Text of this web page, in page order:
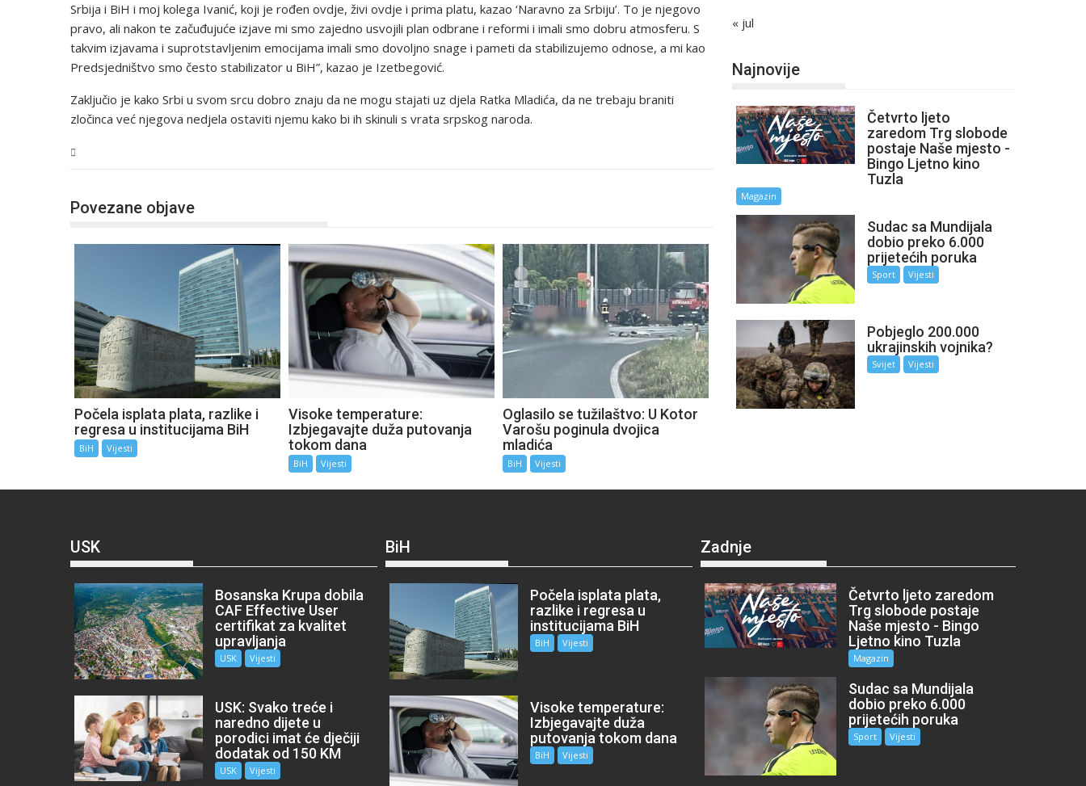
Srbija i BiH i moj kolega Ivanić, koji je rođen ovdje, živi ovdje i prima platu, kazao ‘Naravno za Srbiju’. To je njegovo
pravo, ali nakon te začuđujuće izjave mi smo zajedno usvojili plan odbrane i reformi i imali smo dobru atmosferu. S
takvim izjavama i suprotstavljenim emocijama imali smo dovoljno snage i pameti da stabilizujemo odnose, a mi kao
Predsjedništvo smo često stabilizator u BiH”, kazao je Izetbegović.
Zaključio je kako Srbi u svom srcu dobro znaju da ne mogu stajati uz djela Ratka Mladića, da ne trebaju braniti
zločinca već njegova nedjela ostaviti njemu kako bi ih skinuli s vrata srpskog naroda.
Povezane objave
Počela isplata plata, razlike i
regresa u institucijama BiH
BiH Vijesti
Visoke temperature:
Izbjegavajte duža putovanja
tokom dana
BiH Vijesti
Oglasilo se tužilaštvo: U Kotor
Varošu poginula dvojica
mladića
BiH Vijesti
« jul
Najnovije
Četvrto ljeto
zaredom Trg slobode
postaje Naše mjesto -
Bingo Ljetno kino
Tuzla
Magazin
Sudac sa Mundijala
dobio preko 6.000
prijetećih poruka
Sport Vijesti
Pobjeglo 200.000
ukrajinskih vojnika?
Svijet Vijesti
USK
Bosanska Krupa dobila
CAF Effective User
certifikat za kvalitet
upravljanja
USK Vijesti
USK: Svako treće i
naredno dijete u
porodici imat će dječiji
dodatak od 150 KM
USK Vijesti
BiH
Počela isplata plata,
razlike i regresa u
institucijama BiH
BiH Vijesti
Visoke temperature:
Izbjegavajte duža
putovanja tokom dana
BiH Vijesti
Zadnje
Četvrto ljeto zaredom
Trg slobode postaje
Naše mjesto - Bingo
Ljetno kino Tuzla
Magazin
Sudac sa Mundijala
dobio preko 6.000
prijetećih poruka
Sport Vijesti